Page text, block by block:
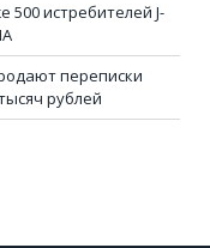
500 истребителей J-
переписки
рублей